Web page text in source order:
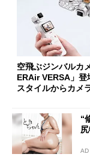
空飛ぶジンバルカ
ERAir VERSA」
スタイルからカメ
“
AD